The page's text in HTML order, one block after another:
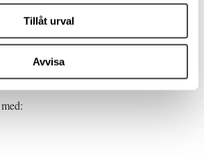
Tillåt urval
Avvisa
all viktigt information. teak i durk för
som är tyst och bränslesnål.
23-25 knop. Låg planingströskel.